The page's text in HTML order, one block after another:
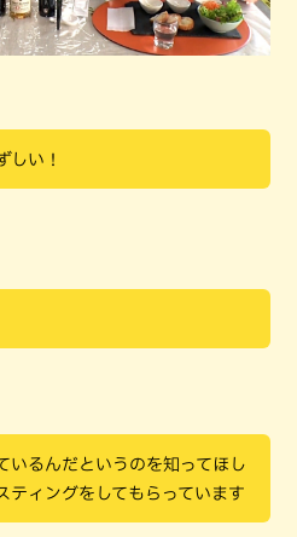
しい！
いるんだというのを知ってほし
ティングをしてもらっています